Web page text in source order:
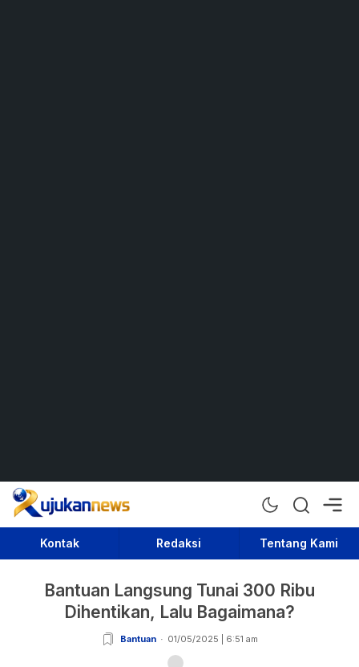
Rujukan News
Satu Rujukan Sejuta Informasi
Kontak Redaksi Tentang Kami
Bantuan Langsung Tunai 300 Ribu
Dihentikan, Lalu Bagaimana?
Bantuan 01/05/2025 | 6:51 am